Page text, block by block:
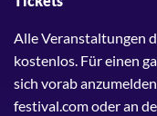
Alle Veranstaltungen
kostenlos. Für einen
sich vorab
festival.com oder an